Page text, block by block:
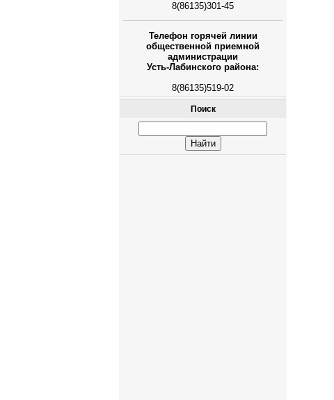
8(86135)301-45
Телефон горячей линии
общественной приемной
администрации
Усть-Лабинского района:
8(86135)519-02
Поиск